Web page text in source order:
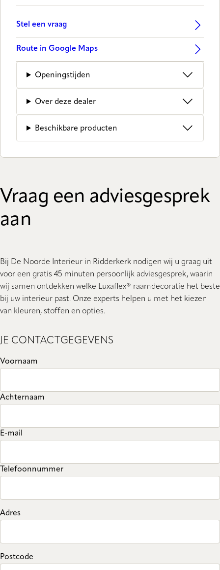
Stel een vraag
Route in Google Maps
Openingstijden
Over deze dealer
Beschikbare producten
Vraag een adviesgesprek
aan
Bij De Noorde Interieur in Ridderkerk nodigen wij u graag uit
voor een gratis 45 minuten persoonlijk adviesgesprek, waarin
wij samen ontdekken welke Luxaflex® raamdecoratie het beste
bij uw interieur past. Onze experts helpen u met het kiezen
van kleuren, stoffen en opties.
JE CONTACTGEGEVENS
Voornaam
Achternaam
E-mail
Telefoonnummer
Adres
Postcode